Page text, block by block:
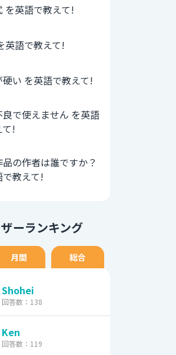
を英語で教えて!
英語で教えて!
硬い を英語で教えて!
で使えません を英語
て!
品の作者は誰ですか？
で教えて!
ーランキング
月間 総合
Shohei
回答数：138
Ken
回答数：119